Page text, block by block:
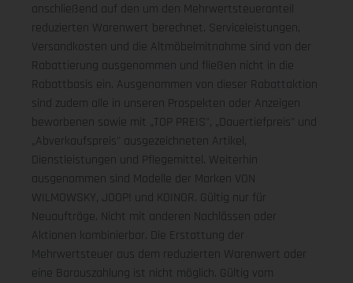
anschließend auf den um den Mehrwertsteueranteil
reduzierten Warenwert berechnet. Serviceleistungen,
Versandkosten und die Altmöbelmitnahme sind von der
Rabattierung ausgenommen und fließen nicht in die
Rabattbasis ein. Ausgenommen von dieser Rabattaktion
sind zudem alle in unseren Prospekten oder Anzeigen
beworbenen sowie mit „TOP PREIS", „Dauertiefpreis" und
„Abverkaufspreis" ausgezeichneten Artikel,
Dienstleistungen und Pflegemittel. Weiterhin
ausgenommen sind Modelle der Marken VON
WILMOWSKY, JOOP! und KOINOR. Gültig nur für
Neuaufträge. Nicht mit anderen Nachlässen oder
Aktionen kombinierbar. Die Erstattung der
Mehrwertsteuer aus dem reduzierten Warenwert oder
eine Barauszahlung ist nicht möglich. Gültig vom